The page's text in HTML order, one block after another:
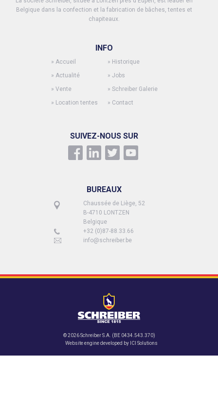
Belgique dans la confection et la fabrication de bâches, tentes et
chapiteaux.
INFO
» Accueil
» Actualité
» Vente
» Location tentes
» Historique
» Jobs
» Schreiber Galerie
» Contact
SUIVEZ-NOUS SUR
BUREAUX
Chaussée de Liège, 52
B-4710 LONTZEN
Belgique
+32 (0)87-88.33.66
info@schreiber.be
© 2026 Schreiber S.A. (BE 0434.543.370)
Website engine developed by ICI Solutions